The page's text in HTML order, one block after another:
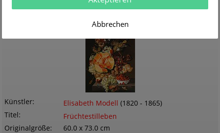
1-2 Werktage
Künstler Elisabeth Modell (1820 - 1865)
Titel
Früchtestilleben
Originalgröße
60.0 x 73.0 cm
Abbrechen